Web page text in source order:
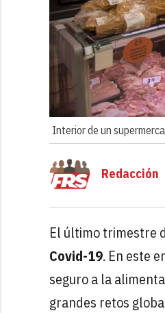
Interior de un
Redacción
El último trimestre
Covid-19. En este
seguro a la
grandes retos